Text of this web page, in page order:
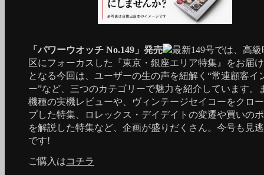
「パワーウオッチ No.149」発売
最新149号では、高
区にフォーカスした『東京・銀座エリア特集』をお届
となる今回は、ユーザーの生の声を紐解く“常連顧客イ
ー”など、三つのカテゴリーで魅力を紹介しています。
機種の実機レビューや、ヴィンテージセイコーをクロ
プした特集、ロレックス・デイデイトの変遷や買いの
を解説した特集など、企画が盛りだくさん。今号も見
です!
ご購入はコチラ